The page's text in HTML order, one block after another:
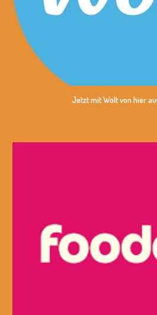
Jetzt mit Wolt von hier